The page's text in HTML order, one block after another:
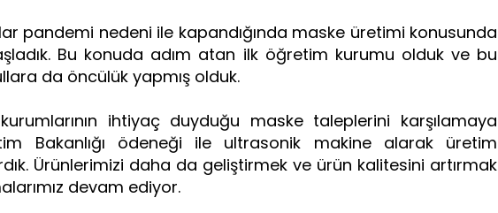
pandemi nedeni ile kapandığında maske üretimi konusunda
Bu konuda adım atan ilk öğretim kurumu olduk ve bu
da öncülük yapmış olduk.
ihtiyaç duyduğu maske taleplerini karşılamaya
Bakanlığı ödeneği ile ultrasonik makine alarak üretim
Ürünlerimizi daha da geliştirmek ve ürün kalitesini artırmak
devam ediyor.